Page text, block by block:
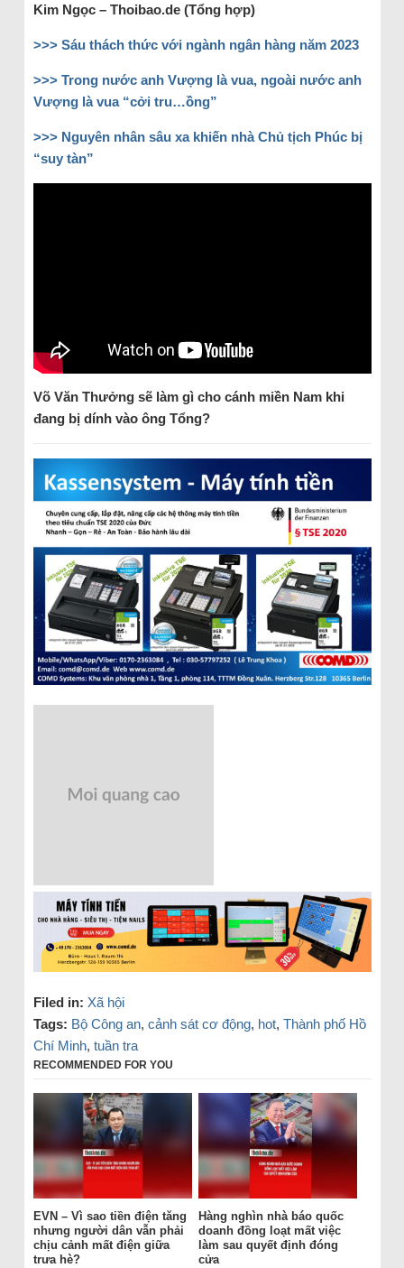
Kim Ngọc – Thoibao.de (Tổng hợp)
>>> Sáu thách thức với ngành ngân hàng năm 2023
>>> Trong nước anh Vượng là vua, ngoài nước anh
Vượng là vua “cởi tru…ồng”
>>> Nguyên nhân sâu xa khiến nhà Chủ tịch Phúc bị
“suy tàn”
Võ Văn Thưởng sẽ làm gì cho cánh miền Nam khi
đang bị dính vào ông Tổng?
Filed in: Xã hội
Tags: Bộ Công an, cảnh sát cơ động, hot, Thành phố Hồ
Chí Minh, tuần tra
RECOMMENDED FOR YOU
EVN – Vì sao tiền điện tăng
nhưng người dân vẫn phải
chịu cảnh mất điện giữa
trưa hè?
Hàng nghìn nhà báo quốc
doanh đồng loạt mất việc
làm sau quyết định đóng
cửa